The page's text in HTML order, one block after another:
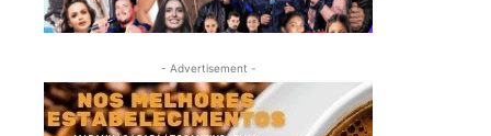
- Advertisement -